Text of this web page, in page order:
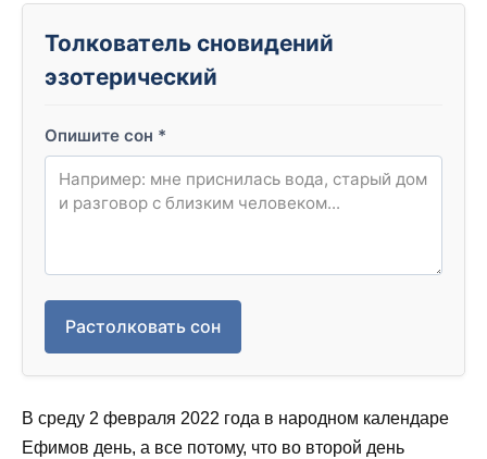
Толкователь сновидений
эзотерический
Опишите сон *
Растолковать сон
В среду 2 февраля 2022 года в народном календаре
Ефимов день, а все потому, что во второй день